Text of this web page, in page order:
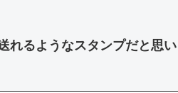
れるようなスタンプだと思い